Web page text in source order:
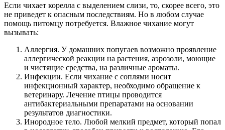
Если чихает корелла с выделением слизи, то, скорее всего, это
не приведет к опасным последствиям. Но в любом случае
помощь питомцу потребуется. Влажное чихание могут
вызывать:
Аллергия. У домашних попугаев возможно проявление
аллергической реакции на растения, аэрозоли, моющие
и чистящие средства, на различные ароматы.
Инфекции. Если чихание с соплями носит
инфекционный характер, необходимо обращение к
ветеринару. Лечение птицы проводится
антибактериальными препаратами на основании
результатов диагностики.
Инородное тело. Любой мелкий предмет, который попал